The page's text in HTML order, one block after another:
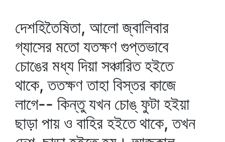
দেশহিতৈষিতা, আলো জ্বালিবার
গ্যাসের মতো যতক্ষণ গুপ্তভাবে
চোঙের মধ্য দিয়া সঞ্চারিত হইতে
থাকে, ততক্ষণ তাহা বিস্তর কাজে
লাগে-- কিন্তু যখন চোঙ্‌ ফুটা হইয়া
ছাড়া পায় ও বাহির হইতে থাকে, তখন